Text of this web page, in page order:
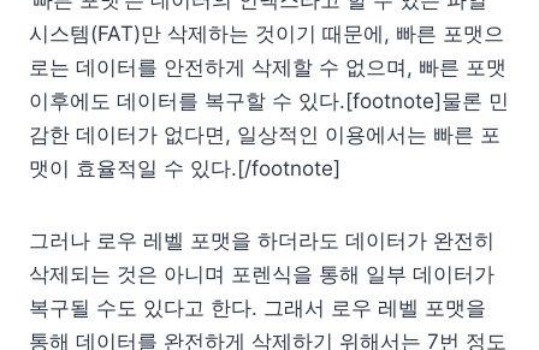
시스템(FAT)만 삭제하는 것이기 때문에, 빠른 포맷으
로는 데이터를 안전하게 삭제할 수 없으며, 빠른 포맷
이후에도 데이터를 복구할 수 있다.[footnote]물론 민
감한 데이터가 없다면, 일상적인 이용에서는 빠른 포
맷이 효율적일 수 있다.[/footnote]
그러나 로우 레벨 포맷을 하더라도 데이터가 완전히
삭제되는 것은 아니며 포렌식을 통해 일부 데이터가
복구될 수도 있다고 한다. 그래서 로우 레벨 포맷을
통해 데이터를 완전하게 삭제하기 위해서는 7번 정도